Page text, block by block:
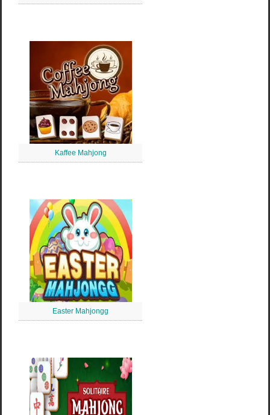
Kaffee Mahjong
Easter Mahjongg